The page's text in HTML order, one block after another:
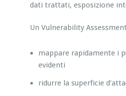
dati trattati, esposizione
Un Vulnerability
mappare rapidamente i
evidenti
ridurre la superficie